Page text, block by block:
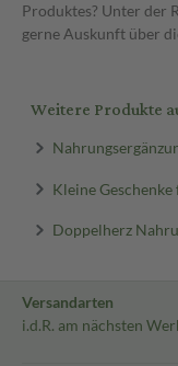
Produktes? Unter der
gerne Auskunft über
Weitere Produkte
Kleine
Doppelherz
Versandarten
i.d.R. am nächsten